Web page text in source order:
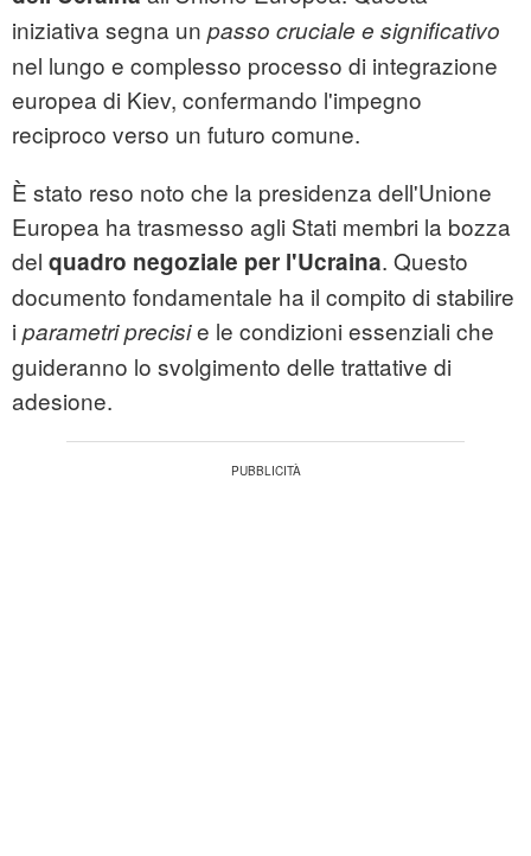
iniziativa segna un passo cruciale e significativo
nel lungo e complesso processo di integrazione
europea di Kiev, confermando l'impegno
reciproco verso un futuro comune.
È stato reso noto che la presidenza dell'Unione
Europea ha trasmesso agli Stati membri la bozza
del quadro negoziale per l'Ucraina. Questo
documento fondamentale ha il compito di stabilire
i parametri precisie le condizioni essenziali che
guideranno lo svolgimento delle trattative di
adesione.